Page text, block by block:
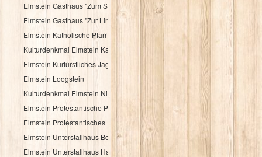
Elmstein Gasthaus "Zum Schloßberg"
Elmstein Gasthaus "Zur Linde"
Elmstein Katholische Pfarr- und Wallfahrtskirche
Kulturdenkmal Elmstein Katholisches Pfarrhaus
Elmstein Kurfürstliches Jagdhaus
Elmstein Loogstein
Kulturdenkmal Elmstein Nibelungenheim
Elmstein Protestantische Pfarrkirche
Elmstein Protestantisches Pfarrhaus
Elmstein Unterstallhaus Bogengasse 1 und 5
Elmstein Unterstallhaus Hauptstraße 35